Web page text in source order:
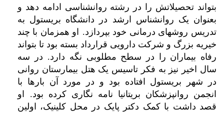
بتواند تحصیلاتش را در رشته روانشناسی ادامه دهد و
بعنوان یک روانشناس ارشد در دانشگاه بریستول به
تدریس روشهای درمانی خود بپردازد.
او همزمان با چند
خیریه بزرگ و شرکت دارویی قرارداد بسته بود تا بتواند
رفاه بیماران را در سطح مطلوبی نگه دارد. در سه
سال اخیر نیز به فکر تاسیس یک هتل بیمارستان روانی
در شهر بریستول افتاده بود و در مورد آن بارها با
انجمن روانپزشکان بریتانیا نامه نگاری کرده بود.
او
قصد داشت با کمک دکتر پایک در محل کلینیک، اولین